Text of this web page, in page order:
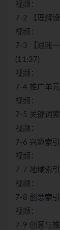
视频：
7-2 【理解
视频：
7-3 【跟我
(11:37)
视频：
7-4 推广单
视频：
7-5 关键词
视频：
7-6 兴趣索
视频：
7-7 地域索
视频：
7-8 创意索
视频：
7-9 创意与